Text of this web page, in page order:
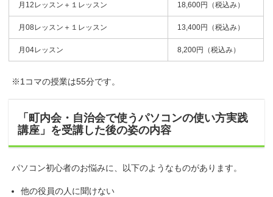
月12レッスン＋１レッスン 18,600円（税込み）
月08レッスン＋１レッスン 13,400円（税込み）
月04レッスン 8,200円（税込み）
※1コマの授業は55分です。
「町内会・自治会で使うパソコンの使い方実践
講座」を受講した後の姿の内容
パソコン初心者のお悩みに、以下のようなものがあります。
他の役員の人に聞けない